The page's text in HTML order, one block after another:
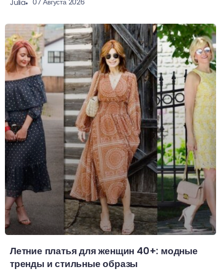
Julia 07 Августа 2026
Летние платья для женщин 40+: модные
тренды и стильные образы